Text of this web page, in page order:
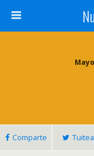
Comparte Tuitea